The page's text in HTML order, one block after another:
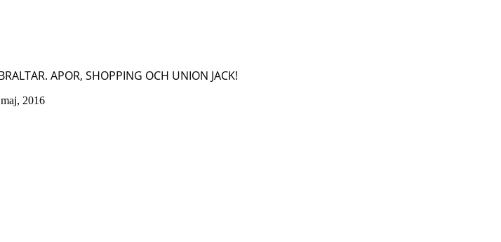
APOR, SHOPPING OCH UNION JACK!
2016